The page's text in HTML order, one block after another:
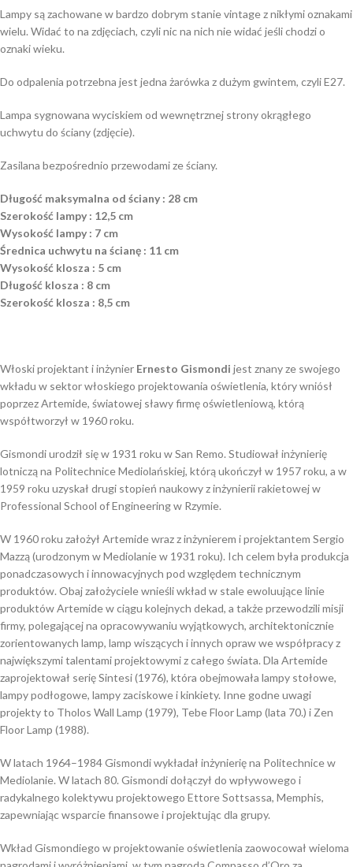
Lampy są zachowane w bardzo dobrym stanie vintage z nikłymi oznakami
wielu. Widać to na zdjęciach, czyli nic na nich nie widać jeśli chodzi o
oznaki wieku.
Do odpalenia potrzebna jest jedna żarówka z dużym gwintem, czyli E27.
Lampa sygnowana wyciskiem od wewnętrznej strony okrągłego
uchwytu do ściany (zdjęcie).
Zasilana bezpośrednio przewodami ze ściany.
Długość maksymalna od ściany : 28 cm
Szerokość lampy : 12,5 cm
Wysokość lampy : 7 cm
Średnica uchwytu na ścianę : 11 cm
Wysokość klosza : 5 cm
Długość klosza : 8 cm
Szerokość klosza : 8,5 cm
Włoski projektant i inżynier Ernesto Gismondi jest znany ze swojego
wkładu w sektor włoskiego projektowania oświetlenia, który wniósł
poprzez Artemide, światowej sławy firmę oświetleniową, którą
współtworzył w 1960 roku.
Gismondi urodził się w 1931 roku w San Remo. Studiował inżynierię
lotniczą na Politechnice Mediolańskiej, którą ukończył w 1957 roku, a w
1959 roku uzyskał drugi stopień naukowy z inżynierii rakietowej w
Professional School of Engineering w Rzymie.
W 1960 roku założył Artemide wraz z inżynierem i projektantem Sergio
Mazzą (urodzonym w Mediolanie w 1931 roku). Ich celem była produkcja
ponadczasowych i innowacyjnych pod względem technicznym
produktów. Obaj założyciele wnieśli wkład w stale ewoluujące linie
produktów Artemide w ciągu kolejnych dekad, a także przewodzili misji
firmy, polegającej na opracowywaniu wyjątkowych, architektonicznie
zorientowanych lamp, lamp wiszących i innych opraw we współpracy z
największymi talentami projektowymi z całego świata. Dla Artemide
zaprojektował serię Sintesi (1976), która obejmowała lampy stołowe,
lampy podłogowe, lampy zaciskowe i kinkiety. Inne godne uwagi
projekty to Tholos Wall Lamp (1979), Tebe Floor Lamp (lata 70.) i Zen
Floor Lamp (1988).
W latach 1964–1984 Gismondi wykładał inżynierię na Politechnice w
Mediolanie. W latach 80. Gismondi dołączył do wpływowego i
radykalnego kolektywu projektowego Ettore Sottsassa, Memphis,
zapewniając wsparcie finansowe i projektując dla grupy.
Wkład Gismondiego w projektowanie oświetlenia zaowocował wieloma